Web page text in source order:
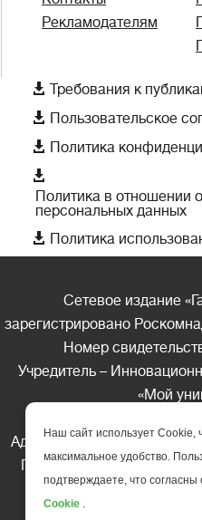
Рекламодателям
 Требования к
 Пользовательское
 Политика

Политика в отношении
персональных данных
 Политика
Сетевое издание
зарегистрировано
Номер
Учредитель –
«Мой
Адрес редакции: 185035
Петрозаводск, ул.
Телефон
Наш сайт использует Cookie,
максимальное удобство.
подтверждаете, что согласны
Cookie .